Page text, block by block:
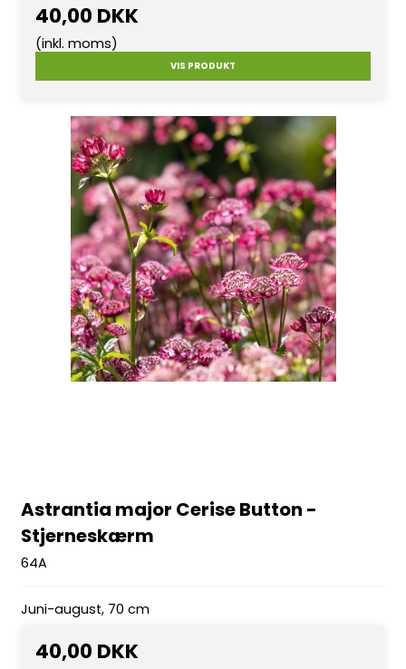
40,00 DKK
(inkl. moms)
VIS PRODUKT
Astrantia major Cerise Button -
Stjerneskærm
64A
Juni-august, 70 cm
40,00 DKK